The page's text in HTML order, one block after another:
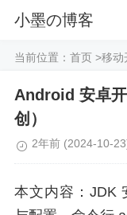
小墨の博客
当前位置： 首页 >移动
Android 安卓
创）
2年前 (2024-10-
本文内容：JDK